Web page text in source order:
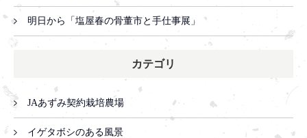
明日から「塩屋春の骨董市と手仕事展」
カテゴリ
JAあずみ契約栽培農場
イゲタボシのある風景